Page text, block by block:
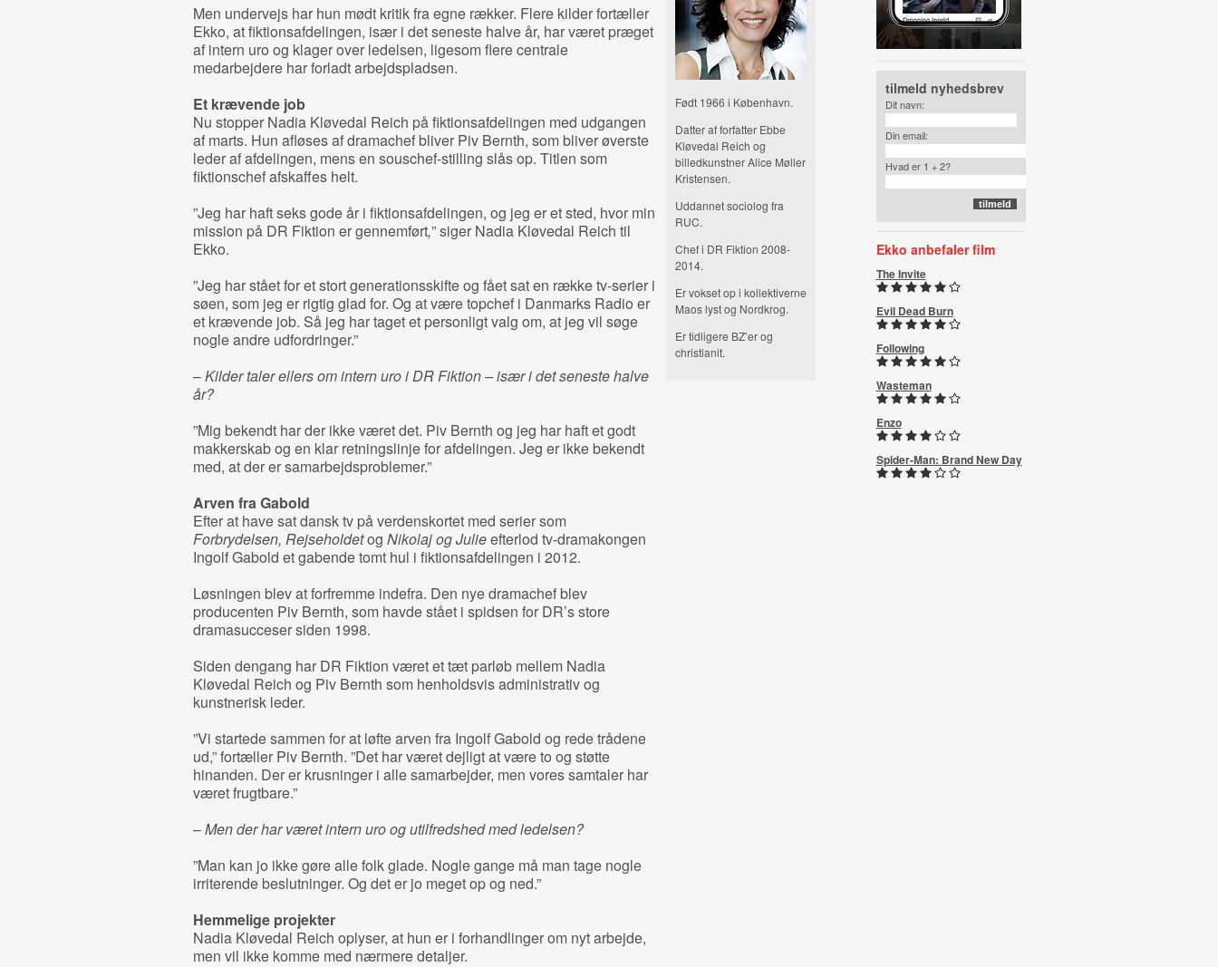
Men undervejs har hun mødt kritik fra egne rækker. Flere kilder fortæller
Ekko, at fiktionsafdelingen, især i det seneste halve år, har været præget
af intern uro og klager over ledelsen, ligesom flere centrale
medarbejdere har forladt arbejdspladsen.
Et krævende job
Nu stopper Nadia Kløvedal Reich på fiktionsafdelingen med udgangen
af marts. Hun afløses af dramachef bliver Piv Bernth, som bliver øverste
leder af afdelingen, mens en souschef-stilling slås op. Titlen som
fiktionschef afskaffes helt.
”Jeg har haft seks gode år i fiktionsafdelingen, og jeg er et sted, hvor min
mission på DR Fiktion er gennemført,” siger Nadia Kløvedal Reich til
Ekko.
”Jeg har stået for et stort generationsskifte og fået sat en række tv-serier i
søen, som jeg er rigtig glad for. Og at være topchef i Danmarks Radio er
et krævende job. Så jeg har taget et personligt valg om, at jeg vil søge
nogle andre udfordringer.”
–Kilder taler ellers om intern uro i DR Fiktion – især i det seneste halve
år?
”Mig bekendt har der ikke været det. Piv Bernth og jeg har haft et godt
makkerskab og en klar retningslinje for afdelingen. Jeg er ikke bekendt
med, at der er samarbejdsproblemer.”
Arven fra Gabold
Efter at have sat dansk tv på verdenskortet med serier som
Forbrydelsen, Rejseholdetog Nikolaj og Julieefterlod tv-dramakongen
Ingolf Gabold et gabende tomt hul i fiktionsafdelingen i 2012.
Løsningen blev at forfremme indefra. Den nye dramachef blev
producenten Piv Bernth, som havde stået i spidsen for DR’s store
dramasucceser siden 1998.
Siden dengang har DR Fiktion været et tæt parløb mellem Nadia
Kløvedal Reich og Piv Bernth som henholdsvis administrativ og
kunstnerisk leder.
”Vi startede sammen for at løfte arven fra Ingolf Gabold og rede trådene
ud,” fortæller Piv Bernth. ”Det har været dejligt at være to og støtte
hinanden. Der er krusninger i alle samarbejder, men vores samtaler har
været frugtbare.”
–Men der har været intern uro og utilfredshed med ledelsen?
”Man kan jo ikke gøre alle folk glade. Nogle gange må man tage nogle
irriterende beslutninger. Og det er jo meget op og ned.”
Hemmelige projekter
Nadia Kløvedal Reich oplyser, at hun er i forhandlinger om nyt arbejde,
men vil ikke komme med nærmere detaljer.
Født 1966 i København.
Datter af forfatter Ebbe
Kløvedal Reich og
billedkunstner Alice Møller
Kristensen.
Uddannet sociolog fra
RUC.
Chef i DR Fiktion 2008-
2014.
Er vokset op i kollektiverne
Maos lyst og Nordkrog.
Er tidligere BZ’er og
christianit.
tilmeld nyhedsbrev
Dit navn:
Din email:
Hvad er 1 + 2?
Ekko anbefaler film
The Invite
Evil Dead Burn
Following
Wasteman
Enzo
Spider-Man: Brand New Day